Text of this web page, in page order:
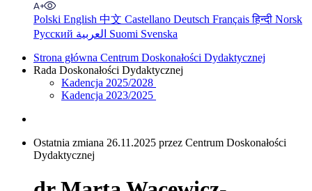
Polski English 中文 Castellano Deutsch Françaisहिन्दी Norsk
Русский
Suomi Svenska
Strona główna Centrum Doskonałości Dydaktycznej
Rada Doskonałości Dydaktycznej
Kadencja 2025/2028
Kadencja 2023/2025
Ostatnia zmiana 26.11.2025 przez Centrum Doskonałości
Dydaktycznej